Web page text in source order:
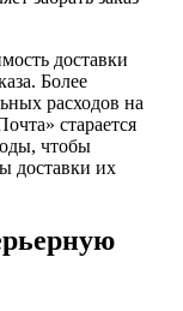
доставки
Более
расходов на
старается
чтобы
доставки их